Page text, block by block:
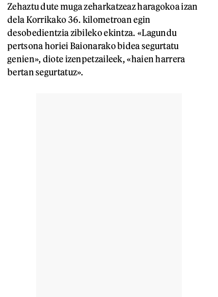
Zehaztu dute muga zeharkatzeaz haragokoa izan
dela Korrikako 36. kilometroan egin
desobedientzia zibileko ekintza. «Lagundu
pertsona horiei Baionarako bidea segurtatu
genien», diote izenpetzaileek, «haien harrera
bertan segurtatuz».